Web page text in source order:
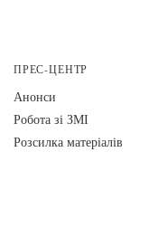
ПРЕС-ЦЕНТР
Анонси
Робота зі ЗМІ
Розсилка матеріалів